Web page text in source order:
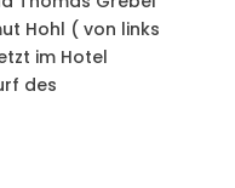
Hohl ( von links
im Hotel
des